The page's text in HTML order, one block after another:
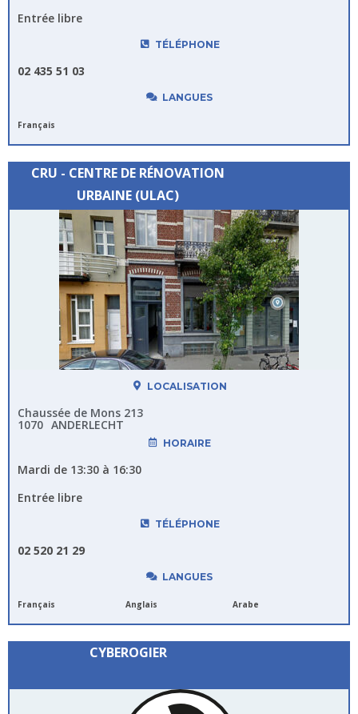
Entrée libre
TÉLÉPHONE
02 435 51 03
LANGUES
Français
CRU - CENTRE DE RÉNOVATION
URBAINE (ULAC)
LOCALISATION
Chaussée de Mons 213
1070 ANDERLECHT
HORAIRE
Mardi de 13:30 à 16:30
Entrée libre
TÉLÉPHONE
02 520 21 29
LANGUES
Français Anglais Arabe
CYBEROGIER